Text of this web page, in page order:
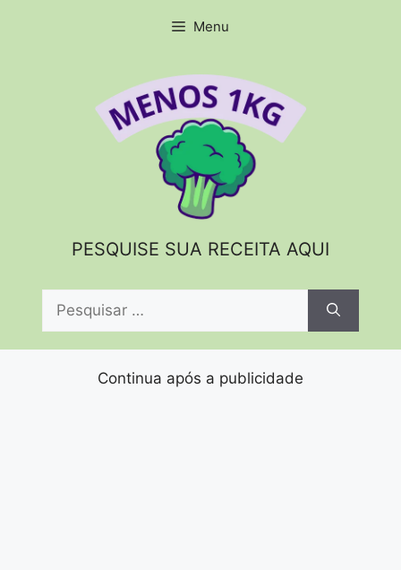
Menu
PESQUISE SUA RECEITA AQUI
Pesquisar
Continua após a publicidade